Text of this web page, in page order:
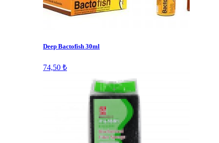
Deep Bactofish 30ml
74,50 ₺